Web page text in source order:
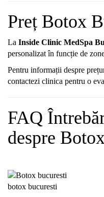
Preț Botox
La Inside Clinic MedSpa
personalizatîn funcție de
Pentru informații despre
contactezi clinica pentru o
FAQ
despre Botox
botox bucuresti